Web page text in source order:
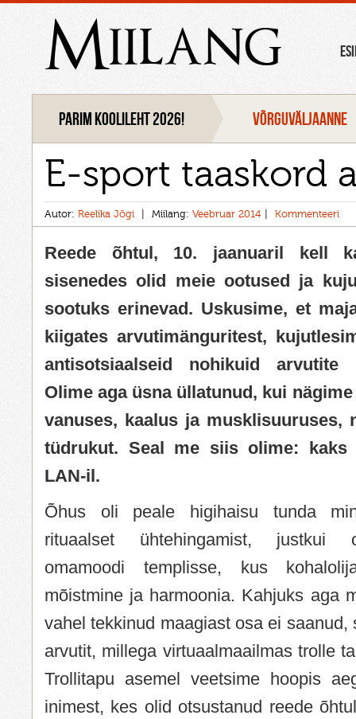
Miilang
Parim koolileht 2026! VÕRGUVÄLJAANNE
E-sport taaskord
Autor: Reelika Jõgi Miilang: Veebruar 2014 Kommenteeri
Reede õhtul, 10. jaanuaril kell
sisenedes olid meie ootused ja
sootuks erinevad. Uskusime, et
kiigates arvutimänguritest,
antisotsiaalseid nohikuid arvutite
Olime aga üsna üllatunud, kui
vanuses, kaalus ja musklisuuruses,
tüdrukut. Seal me siis olime: kaks
LAN-il.
Õhus oli peale higihaisu tunda
rituaalset ühtehingamist, justkui
omamoodi templisse, kus
mõistmine ja harmoonia. Kahjuks aga
vahel tekkinud maagiast osa ei saanud,
arvutit, millega virtuaalmaailmas trolle
Trollitapu asemel veetsime hoopis
inimest, kes olid otsustanud reede